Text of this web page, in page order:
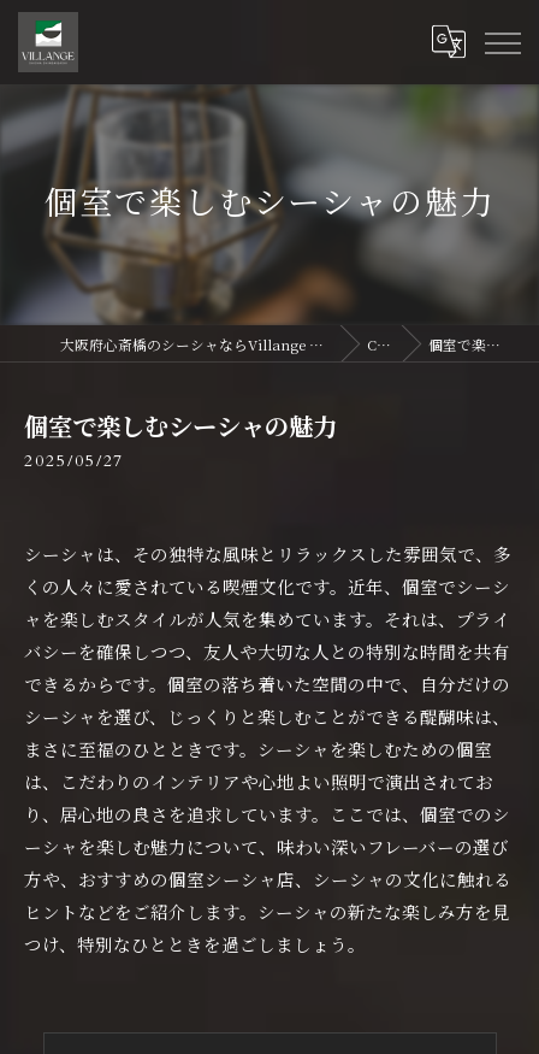
個室で楽しむシーシャの魅力
大阪府心斎橋のシーシャならVillange Shisha Shinsaibasi〜ヴィランジュ シーシャ 心斎橋 Column 個室で楽しむシーシャの魅力
個室で楽しむシーシャの魅力
2025/05/27
シーシャは、その独特な風味とリラックスした雰囲気で、多
くの人々に愛されている喫煙文化です。近年、個室でシーシ
ャを楽しむスタイルが人気を集めています。それは、プライ
バシーを確保しつつ、友人や大切な人との特別な時間を共有
できるからです。個室の落ち着いた空間の中で、自分だけの
シーシャを選び、じっくりと楽しむことができる醍醐味は、
まさに至福のひとときです。シーシャを楽しむための個室
は、こだわりのインテリアや心地よい照明で演出されてお
り、居心地の良さを追求しています。ここでは、個室でのシ
ーシャを楽しむ魅力について、味わい深いフレーバーの選び
方や、おすすめの個室シーシャ店、シーシャの文化に触れる
ヒントなどをご紹介します。シーシャの新たな楽しみ方を見
つけ、特別なひとときを過ごしましょう。